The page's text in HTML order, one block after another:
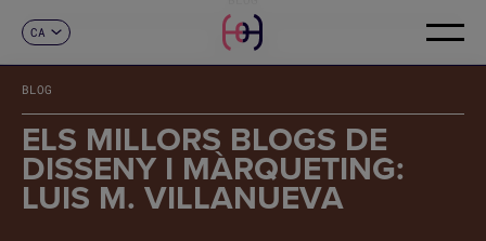
CA
FR
DE
IT
PT
CONTACTE
BLOG
ELS MILLORS BLOGS DE
DISSENY I MÀRQUETING:
LUIS M. VILLANUEVA